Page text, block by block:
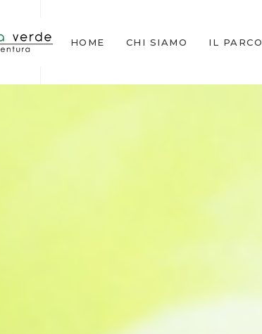
HOME CHI SIAMO IL PARCO